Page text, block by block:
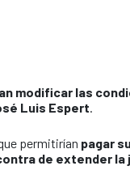
modificar las
Luis Espert.
permitirían pagar
de extender la